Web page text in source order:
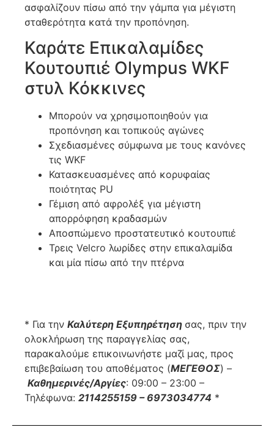
ασφαλίζουν πίσω από την γάμπα για μέγιστη
σταθερότητα κατά την προπόνηση.
Καράτε Επικαλαμίδες
Κουτουπιέ Olympus WKF
στυλ Κόκκινες
Μπορούν να χρησιμοποιηθούν για
προπόνηση και τοπικούς αγώνες
Σχεδιασμένες σύμφωνα με τους κανόνες
τις WKF
Κατασκευασμένες από κορυφαίας
ποιότητας PU
Γέμιση από αφρολέξ για μέγιστη
απορρόφηση κραδασμών
Αποσπώμενο προστατευτικό κουτουπιέ
Τρεις Velcro λωρίδες στην επικαλαμίδα
και μία πίσω από την πτέρνα
* Για την Καλύτερη Εξυπηρέτηση σας, πριν την
ολοκλήρωση της παραγγελίας σας,
παρακαλούμε επικοινωνήστε μαζί μας, προς
επιβεβαίωση του αποθέματος (ΜΕΓΕΘΟΣ) –
Καθημερινές/Αργίες: 09:00 – 23:00 –
Τηλέφωνα: 2114255159 – 6973034774 *